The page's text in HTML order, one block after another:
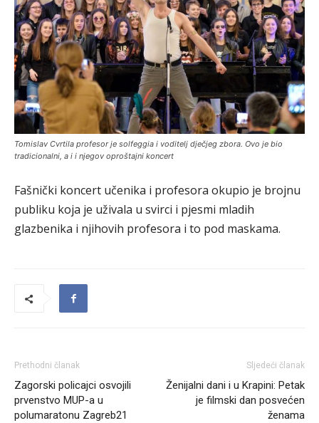
Tomislav Cvrtila profesor je solfeggia i voditelj dječjeg zbora. Ovo je bio
tradicionalni, a i i njegov oproštajni koncert
Fašnički koncert učenika i profesora okupio je brojnu
publiku koja je uživala u svirci i pjesmi mladih
glazbenika i njihovih profesora i to pod maskama.
Prethodni članak
Zagorski policajci osvojili
prvenstvo MUP-a u
polumaratonu Zagreb21
Sljedeći članak
Ženijalni dani i u Krapini: Petak
je filmski dan posvećen
ženama